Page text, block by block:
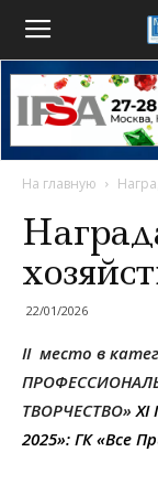
На главную
22/01/2026
II место в
ТВОРЧЕСТВО»XI
2025»: ГК «Все